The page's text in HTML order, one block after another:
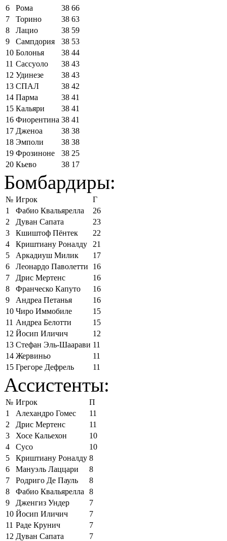
6
Рома 38 66
7
Торино 38 63
8
Лацио 38 59
9
Сампдория 38 53
10 Болонья 38 44
11 Сассуоло 38 43
12 Удинезе 38 43
13 СПАЛ 38 42
14 Парма 38 41
15 Кальяри 38 41
16 Фиорентина 38 41
17 Дженоа 38 38
18 Эмполи 38 38
19 Фрозиноне 38 25
20 Кьево 38 17
Бомбардиры:
№ Игрок
Г
1
Фабио Квальярелла
26
2
Дуван Сапата
23
3
Кшиштоф Пёнтек
22
4
Криштиану Роналду
21
5
Аркадиуш Милик
17
6
Леонардо Паволетти
16
7
Дрис Мертенс
16
8
Франческо Капуто
16
9
Андреа Петанья
16
10 Чиро Иммобиле
15
11 Андреа Белотти
15
12 Йосип Иличич
12
13 Стефан Эль-Шаарави 11
14 Жервиньо
11
15 Грегоре Дефрель 11
Ассистенты:
№ Игрок
П
1
Алехандро Гомес
11
2
Дрис Мертенс
11
3
Хосе Кальехон
10
4
Сусо
10
5
Криштиану Роналду 8
6
Мануэль Лаццари
8
7
Родриго Де Пауль
8
8
Фабио Квальярелла
8
9
Дженгиз Ундер
7
10 Йосип Иличич
7
11 Раде Крунич
7
12 Дуван Сапата
7